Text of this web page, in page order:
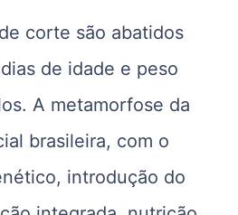
corte são abatidos
de idade e peso
A metamorfose da
brasileira, com o
introdução do